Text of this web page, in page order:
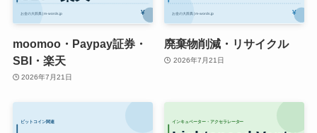
moomoo・Paypay証券・
SBI・楽天
2026年7月21日
廃棄物削減・リサイクル
2026年7月21日